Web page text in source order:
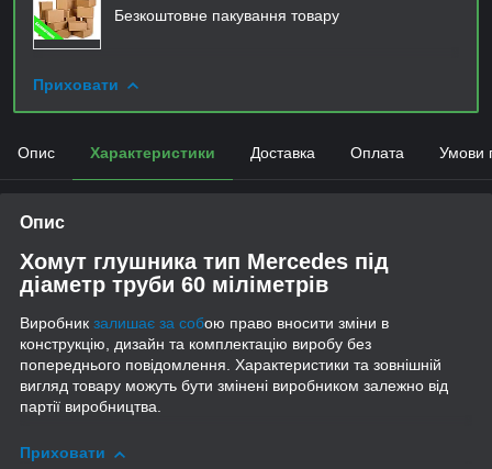
Безкоштовне пакування товару
Приховати
Опис Характеристики Доставка Оплата Умови
Опис
Хомут глушника тип Mercedes під
діаметр труби 60 міліметрів
Виробник залишає за собою право вносити зміни в
конструкцію, дизайн та комплектацію виробу без
попереднього повідомлення. Характеристики та зовнішній
вигляд товару можуть бути змінені виробником залежно від
партії виробництва.
Приховати